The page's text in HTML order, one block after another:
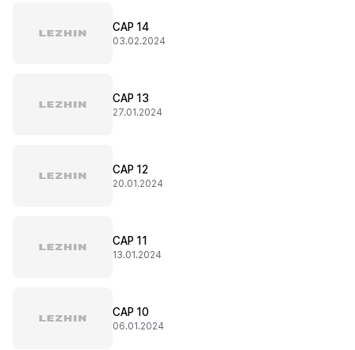
CAP 14
03.02.2024
CAP 13
27.01.2024
CAP 12
20.01.2024
CAP 11
13.01.2024
CAP 10
06.01.2024